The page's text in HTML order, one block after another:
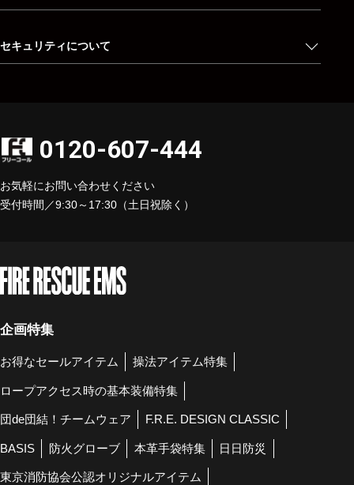
セキュリティについて
0120-607-444
お気軽にお問い合わせください
受付時間／9:30～17:30（土日祝除く）
企画特集
お得なセールアイテム 操法アイテム特集
ロープアクセス時の基本装備特集
団de団結！チームウェア F.R.E. DESIGN CLASSIC
BASIS 防火グローブ 本革手袋特集 日日防災
東京消防協会公認オリジナルアイテム